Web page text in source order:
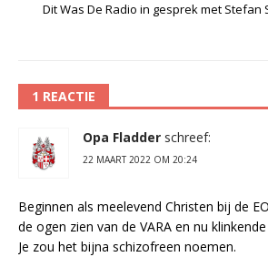
Dit Was De Radio in gesprek met Stefan
1 REACTIE
Opa Fladder schreef:
22 MAART 2022 OM 20:24
Beginnen als meelevend Christen bij de
de ogen zien van de VARA en nu
Je zou het bijna schizofreen noemen.